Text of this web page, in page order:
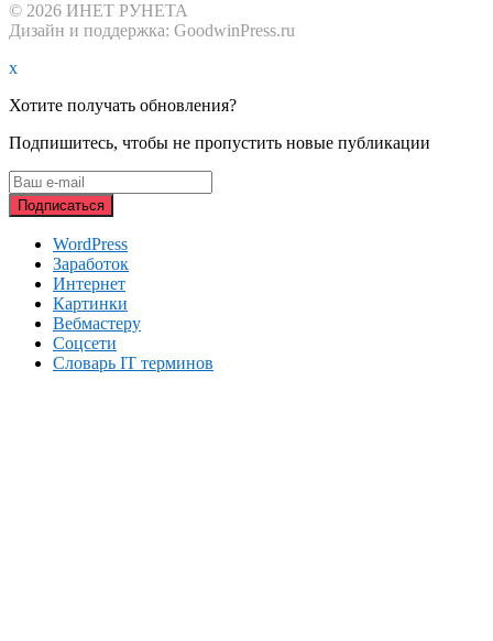
© 2026 ИНЕТ РУНЕТА
Дизайн и поддержка: GoodwinPress.ru
x
Хотите получать обновления?
Подпишитесь, чтобы не пропустить новые публикации
WordPress
Заработок
Интернет
Картинки
Вебмастеру
Соцсети
Словарь IT терминов